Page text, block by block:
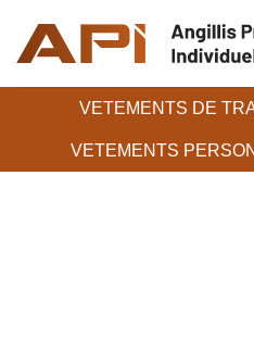
contenu
VETEMENTS DE
VETEMENTS